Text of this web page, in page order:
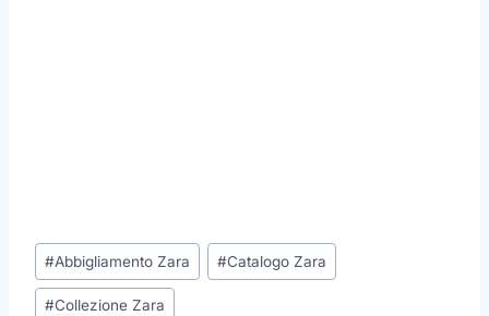
Tag
articolo:
#Abbigliamento Zara #Catalogo Zara
#Collezione Zara